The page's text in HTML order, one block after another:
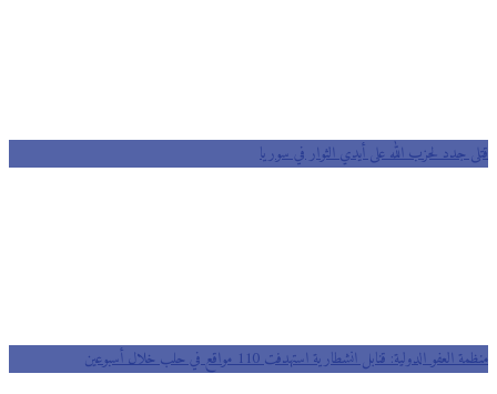
قتلى جدد لحزب الله على أيدي الثوار في سوريا
منظمة العفو الدولية: قنابل انشطارية استهدفت 110 مواقع في حلب خلال أسبوعين